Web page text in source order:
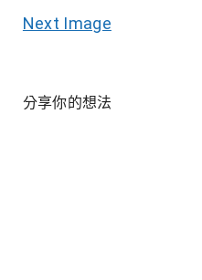
Next Image
分享你的想法